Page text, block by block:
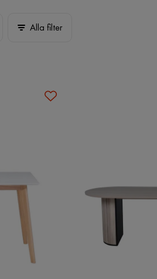
Alla filter